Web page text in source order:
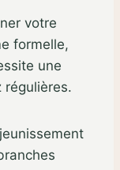
votre
formelle,
une
régulières.